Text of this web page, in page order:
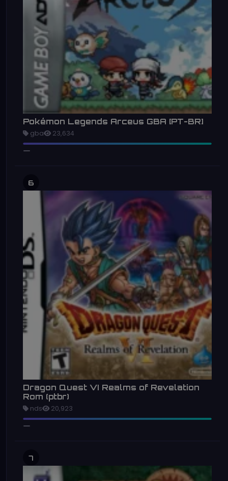
Pokémon Legends Arceus GBA [PT-BR]
gba 23,634
6
Dragon Quest VI Realms of Revelation
Rom (ptbr)
nds 20,923
7